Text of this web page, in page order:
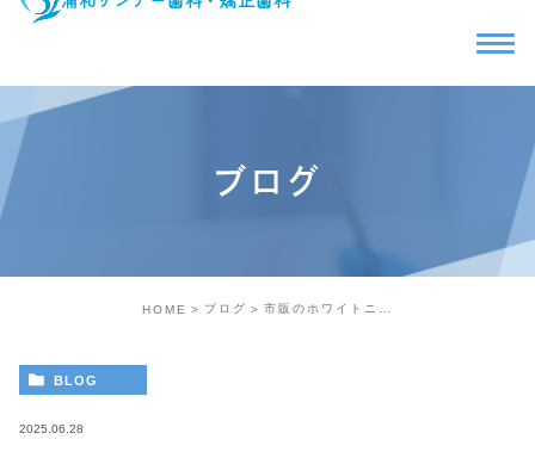
ブログ
HOME ブログ 市販のホワイトニングって意味ある？歯科での施術との違いを徹底比較！
BLOG
2025.06.28